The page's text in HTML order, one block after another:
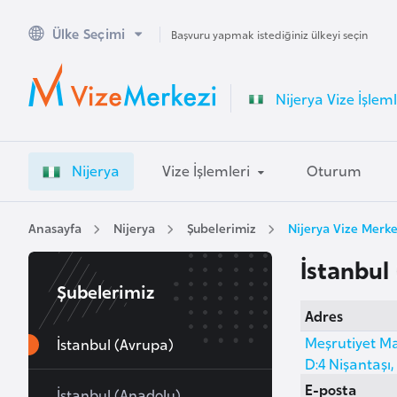
Ülke Seçimi Başvuru yapmak istediğiniz ülkeyi seçin
Nijerya Vize
Nijerya Vize İşlemleri Oturum
Anasayfa Nijerya Şubelerimiz Nijerya Vize
Adres
Meşrutiyet
D:4
E-posta
Şubelerimiz
İstanbul (Avrupa)
A
u
s
a
l
A
u
s
t